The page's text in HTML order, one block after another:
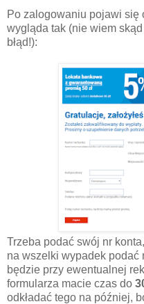
Po zalogowaniu pojawi się
wygląda tak (nie wiem
błąd!):
Trzeba podać swój nr
na wszelki wypadek podać
będzie przy ewentualnej
formularza macie czas do
odkładać tego na później,